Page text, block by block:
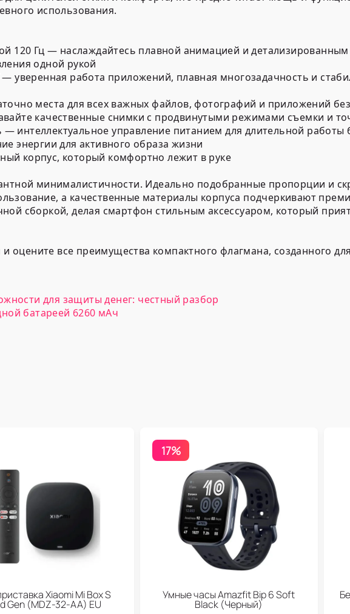
использования.
120 Гц — наслаждайтесь плавной анимацией и
одной рукой
уверенная работа приложений, плавная многозадачность и
места для всех важных файлов, фотографий и приложений
качественные снимки с продвинутыми режимами съемки и
интеллектуальное управление питанием для длительной работы
энергии для активного образа жизни
корпус, который комфортно лежит в руке
минималистичности. Идеально подобранные пропорции и
а качественные материалы корпуса подчеркивают
сборкой, делая смартфон стильным аксессуаром, который
и оцените все преимущества компактного флагмана, созданного
для защиты денег: честный разбор
батареей 6260 мАч
Xiaomi Mi Box S
Gen (МDZ-32-АА) EU
17%
Умные часы Amazfit Bip 6 Soft
Black (Черный)